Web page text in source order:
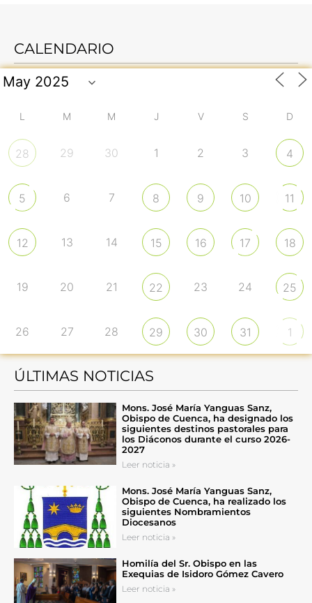
CALENDARIO
L M M J V S D
28 29 30 1 2 3 4
5 6 7 8 9 10 11
12 13 14 15 16 17 18
19 20 21 22 23 24 25
26 27 28 29 30 31 1
ÚLTIMAS NOTICIAS
Mons. José María Yanguas Sanz,
Obispo de Cuenca, ha designado los
siguientes destinos pastorales para
los Diáconos durante el curso 2026-
2027
Leer noticia »
Mons. José María Yanguas Sanz,
Obispo de Cuenca, ha realizado los
siguientes Nombramientos
Diocesanos
Leer noticia »
Homilía del Sr. Obispo en las
Exequias de Isidoro Gómez Cavero
Leer noticia »